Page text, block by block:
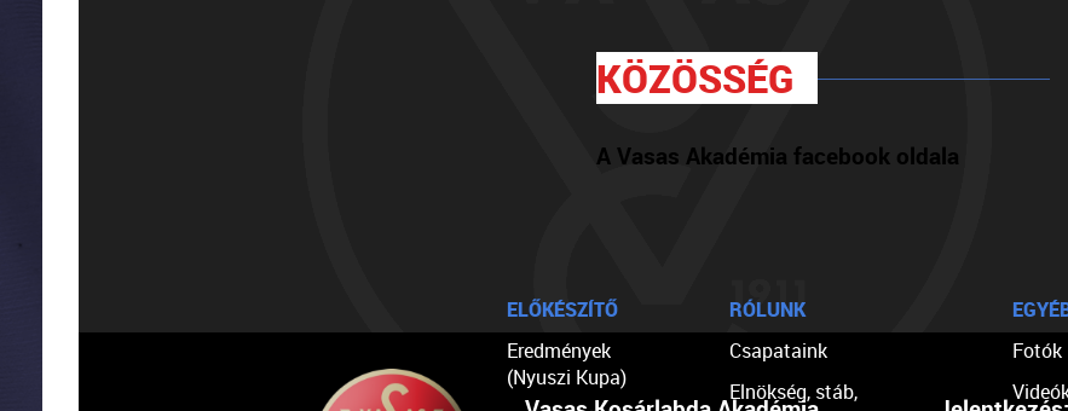
KÖZÖSSÉG
A Vasas Akadémia facebook oldala
ELŐKÉSZÍTŐ
Eredmények
(Nyuszi Kupa)
RÓLUNK
Csapataink
Elnökség, stáb,
Fotók